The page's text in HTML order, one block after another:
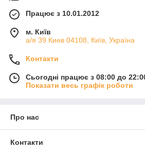
Працює з 10.01.2012
м. Київ
а/я 39 Киев 04108, Київ, Україна
Контакти
Сьогодні працює з 08:00 до
Показати весь графік роботи
Про нас
Контакти